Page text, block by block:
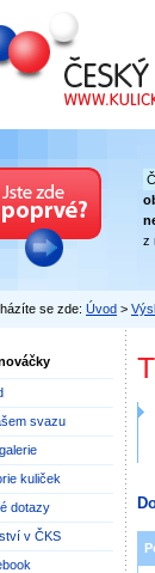
kuličkový
z
se zde: Úvod >
svazu
kuliček
dotazy
v ČKS